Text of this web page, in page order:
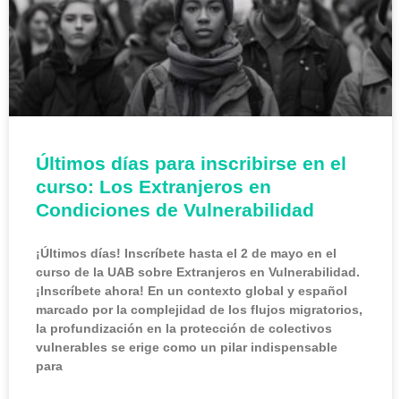
Últimos días para inscribirse en el
curso: Los Extranjeros en
Condiciones de Vulnerabilidad
¡Últimos días! Inscríbete hasta el 2 de mayo en el
curso de la UAB sobre Extranjeros en Vulnerabilidad.
¡Inscríbete ahora! En un contexto global y español
marcado por la complejidad de los flujos migratorios,
la profundización en la protección de colectivos
vulnerables se erige como un pilar indispensable
para